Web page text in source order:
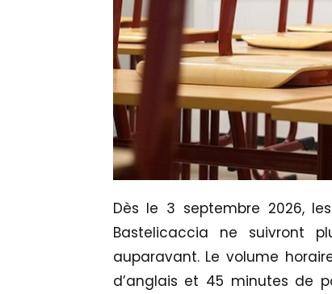
Dès le 3 septembre 2026,
Bastelicaccia ne suivront
auparavant. Le volume
d’anglais et 45 minutes de